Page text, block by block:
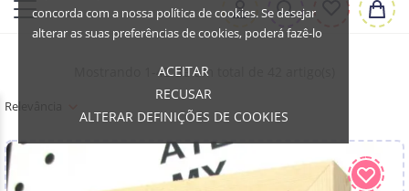
concorda com a nossa política de cookies. Se desejar
alterar as suas preferências de cookies, poderá fazê-lo
ACEITAR
RECUSAR
ALTERAR DEFINIÇÕES DE COOKIES
Relevância
Mostrando 1-42 de um total de 42 artigo(s)